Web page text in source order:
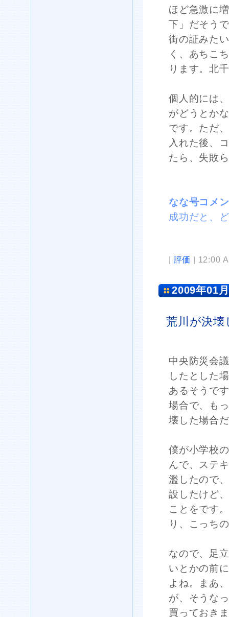
ほど急激に
下」だそう
街の証みた
く、あちこ
ります。北
個人的には
がどうとか
です。ただ
入れた後、
たら、失敗
なな号コ
成功だと、
| 評価 | 12:00
2009年01
荒川が決壊
中央防災会
したとした
あるそうで
場合で、も
壊した場合
僕が小学校
んで、ステ
濫したので
設したけど
ことをです
り、こっち
なので、足
いとかの前
よね。まあ
が、そうな
買っておき